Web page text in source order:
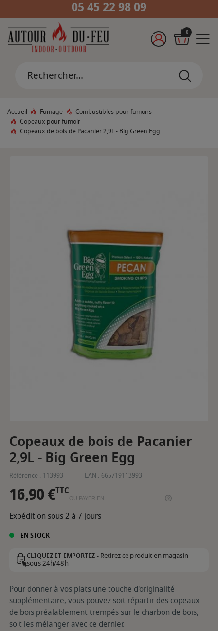
05 45 22 98 09
0
Accueil Fumage
Combustibles pour fumoirs
Copeaux pour fumoir
Copeaux de bois de Pacanier 2,9L - Big Green Egg
Copeaux de bois de Pacanier
2,9L - Big Green Egg
Référence : 113993 EAN : 665719113993
16,90 €TTC
OU PAYER EN
Expédition sous 2 à 7 jours
EN STOCK
CLIQUEZ ET EMPORTEZ -Retirez ce produit en magasin
sous 24h/48h
Pour donner à vos plats une touche d'originalité
supplémentaire, vous pouvez soit répartir des copeaux
de bois préalablement trempés sur le charbon de bois,
soit les mélanger avec ce dernier.